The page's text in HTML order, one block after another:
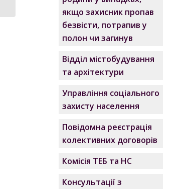
якщо захисник пропав
безвісти, потрапив у
полон чи загинув
Відділ містобудування
та архітектури
Управління соціального
захисту населення
Повідомна реєстрація
колективних договорів
Комісія ТЕБ та НС
Консультації з